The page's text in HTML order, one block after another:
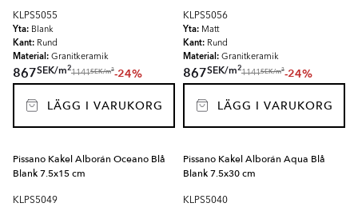
KLPS5055
Yta: Blank
Kant: Rund
Material: Granitkeramik
867SEK/m2
1141SEK/m2-24%
LÄGG I VARUKORG
KLPS5056
Yta: Matt
Kant: Rund
Material: Granitkeramik
867SEK/m2
1141SEK/m2-24%
LÄGG I VARUKORG
Pissano Kakel Alborán Oceano Blå
Blank 7.5x15 cm
KLPS5049
Pissano Kakel Alborán Aqua Blå
Blank 7.5x30 cm
KLPS5040